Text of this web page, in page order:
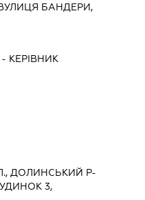
БАНДЕРИ,
- КЕРІВНИК
ДОЛИНСЬКИЙ Р-
3,